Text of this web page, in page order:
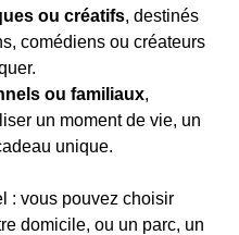
ou créatifs, destinés
comédiens ou créateurs
ou familiaux,
un moment de vie, un
unique.
: vous pouvez choisir
domicile, ou un parc, un